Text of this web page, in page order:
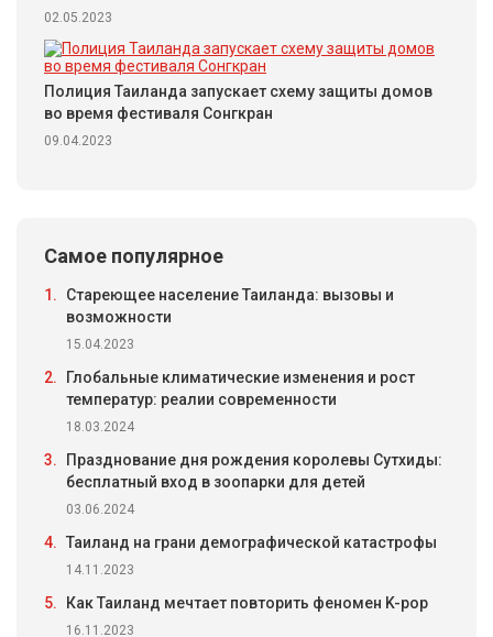
02.05.2023
Полиция Таиланда запускает схему защиты домов
во время фестиваля Сонгкран
09.04.2023
Самое популярное
1.
Стареющее население Таиланда: вызовы и
возможности
15.04.2023
2.
Глобальные климатические изменения и рост
температур: реалии современности
18.03.2024
3.
Празднование дня рождения королевы Сутхиды:
бесплатный вход в зоопарки для детей
03.06.2024
4. Таиланд на грани демографической катастрофы
14.11.2023
5. Как Таиланд мечтает повторить феномен K-pop
16.11.2023